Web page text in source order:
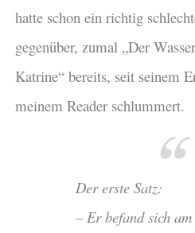
hatte schon ein richtig
gegenüber, zumal „Der
Katrine“ bereits, seit seinem
meinem Reader schlummert.
Der erste Satz:
– Er befand sich